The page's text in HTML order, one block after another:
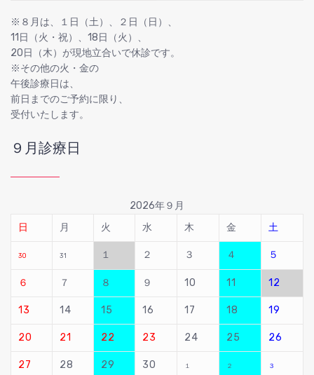
※８月は、１日（土）、２日（日）、
11日（火・祝）、18日（火）、
20日（木）が現地立合いで休診です。
※その他の火・金の
午後診療日は、
前日までのご予約に限り、
受付いたします。
９月診療日
2026年９月
日
月 火 水 木 金 土
30 31 １ ２ ３ ４ ５
６ ７ ８ ９ 10 11 12
13 14 15 16 17 18 19
20 21 22 23 24 25 26
27 28 29 30 １ ２ ３